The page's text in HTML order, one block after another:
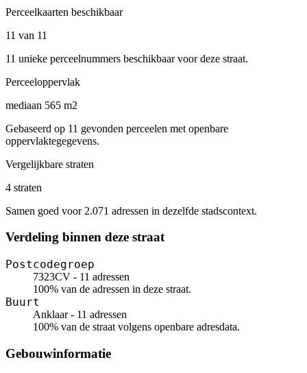
Perceelkaarten beschikbaar
11 van 11
11 unieke perceelnummers beschikbaar voor deze straat.
Perceeloppervlak
mediaan 565 m2
Gebaseerd op 11 gevonden perceelen met openbare
oppervlaktegegevens.
Vergelijkbare straten
4 straten
Samen goed voor 2.071 adressen in dezelfde stadscontext.
Verdeling binnen deze straat
Postcodegroep
7323CV - 11 adressen
100% van de adressen in deze straat.
Buurt
Anklaar - 11 adressen
100% van de straat volgens openbare adresdata.
Gebouwinformatie